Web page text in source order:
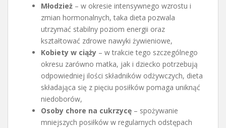
Młodzież – w okresie intensywnego wzrostu i
zmian hormonalnych, taka dieta pozwala
utrzymać stabilny poziom energii oraz
kształtować zdrowe nawyki żywieniowe,
Kobiety w ciąży – w trakcie tego szczególnego
okresu zarówno matka, jak i dziecko potrzebują
odpowiedniej ilości składników odżywczych, dieta
składająca się z pięciu posiłków pomaga uniknąć
niedoborów,
Osoby chore na cukrzycę – spożywanie
mniejszych posiłków w regularnych odstępach